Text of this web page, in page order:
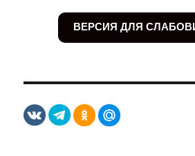
ВЕРСИЯ ДЛЯ